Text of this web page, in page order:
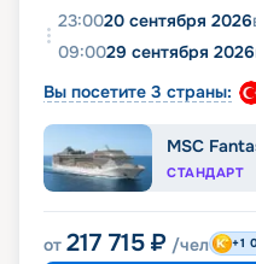
23:0020 сентября 2026
09:0029 сентября 2026
Вы посетите 3 страны:
MSC
СТАНДАРТ
от 217 715 ₽ /чел +1